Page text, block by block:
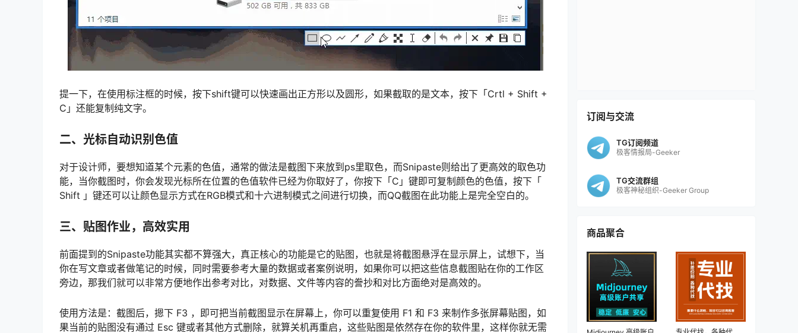
提一下，在使用标注框的时候，按下shift键可以快速画出正方形以及圆形，如果截取的是文本，按下「Crtl + Shift +
C」还能复制纯文字。
二、光标自动识别色值
对于设计师，要想知道某个元素的色值，通常的做法是截图下来放到ps里取色，而Snipaste则给出了更高效的取色功
能，当你截图时，你会发现光标所在位置的色值软件已经为你取好了，你按下「C」键即可复制颜色的色值，按下「
Shift 」键还可以让颜色显示方式在RGB模式和十六进制模式之间进行切换，而QQ截图在此功能上是完全空白的。
三、贴图作业，高效实用
前面提到的Snipaste功能其实都不算强大，真正核心的功能是它的贴图，也就是将截图悬浮在显示屏上，试想下，当
你在写文章或者做笔记的时候，同时需要参考大量的数据或者案例说明，如果你可以把这些信息截图贴在你的工作区
旁边，那我们就可以非常方便地作出参考对比，对数据、文件等内容的誊抄和对比方面绝对是高效的。
使用方法是：截图后，摁下 F3 ，即可把当前截图显示在屏幕上，你可以重复使用 F1 和 F3 来制作多张屏幕贴图，如
果当前的贴图没有通过 Esc 键或者其他方式删除，就算关机再重启，这些贴图是依然存在你的软件里，这样你就无需
订阅与交流
TG订阅频道
极客情报局-Geeker
TG交流群组
极客神秘组织-Geeker Group
商品聚合